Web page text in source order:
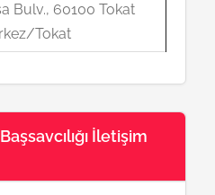
Bulv., 60100 Tokat
Tokat
İletişim